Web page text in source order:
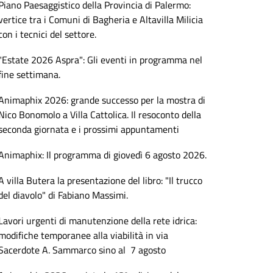
Paesaggistico della Provincia di Palermo:
tra i Comuni di Bagheria e Altavilla Milicia
i tecnici del settore.
2026 Aspra": Gli eventi in programma nel
settimana.
2026: grande successo per la mostra di
Bonomolo a Villa Cattolica. Il resoconto della
giornata e i prossimi appuntamenti
Il programma di giovedì 6 agosto 2026.
villa Butera la presentazione del libro: "Il trucco
diavolo" di Fabiano Massimi.
urgenti di manutenzione della rete idrica:
temporanee alla viabilità in via
A. Sammarco sino al 7 agosto